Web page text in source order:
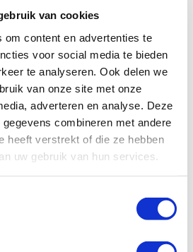
van cookies
om content en advertenties te
voor social media te bieden
te analyseren. Ook delen we
van onze site met onze
adverteren en analyse. Deze
combineren met andere
heeft verstrekt of die ze hebben
uw gebruik van hun services.
deze salderingsregeling
dat jouw klant elk jaar wat minder
wegstrepen tegen de geleverde
afgebouwd met 9 procent per
procent mag hij in 2025 dus nog
Over dit verschil betaalt hij
(opslag duurzame energie- en
op het gebruik van aardgas
en vanaf 2031 houdt de regeling
krijgt de gehele periode nog
net levert. Vanaf 2031 krijgt hij dus